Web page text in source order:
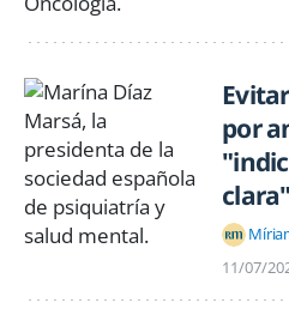
por
clara"
11/07/